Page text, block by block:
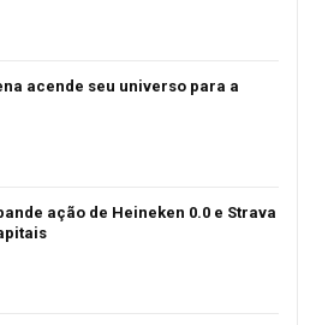
acende seu universo para a
ação de Heineken 0.0 e Strava